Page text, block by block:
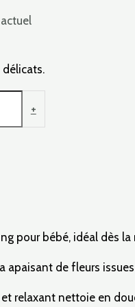
délicats.
+
pour bébé, idéal dès la
apaisant de fleurs
relaxant nettoie en